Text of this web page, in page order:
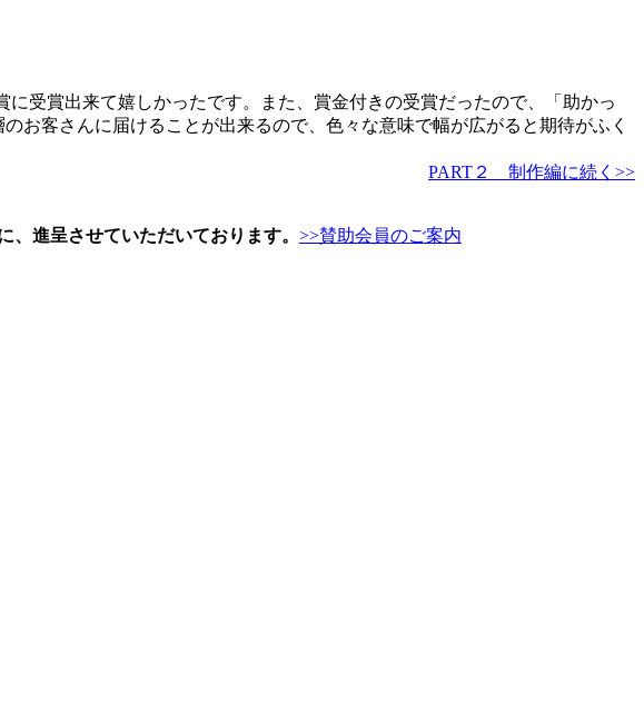
受賞出来て嬉しかったです。また、賞金付きの受賞だったので、「助かっ
お客さんに届けることが出来るので、色々な意味で幅が広がると期待がふく
PART２ 制作編に続く>>
進呈させていただいております。 >>賛助会員のご案内